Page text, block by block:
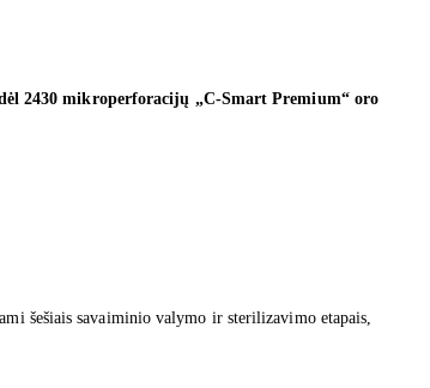
2430 mikroperforacijų „C-Smart Premium“ oro
šešiais savaiminio valymo ir sterilizavimo etapais,